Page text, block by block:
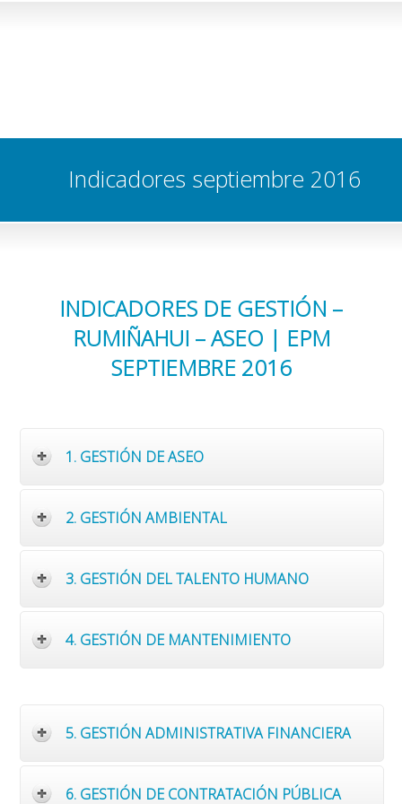
Indicadores septiembre 2016
INDICADORES DE GESTIÓN –
RUMIÑAHUI – ASEO | EPM
SEPTIEMBRE 2016
1. GESTIÓN DE ASEO
2. GESTIÓN AMBIENTAL
3. GESTIÓN DEL TALENTO HUMANO
4. GESTIÓN DE MANTENIMIENTO
5. GESTIÓN ADMINISTRATIVA FINANCIERA
6. GESTIÓN DE CONTRATACIÓN PÚBLICA